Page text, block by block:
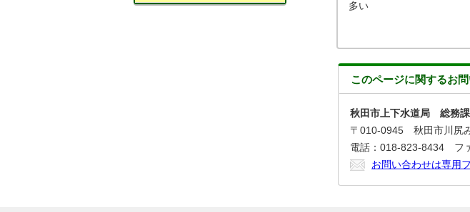
多い
このページに関するお
秋田市上下水道局 総務課
〒010-0945 秋田市川尻
電話：018-823-8434 フ
お問い合わせは専用